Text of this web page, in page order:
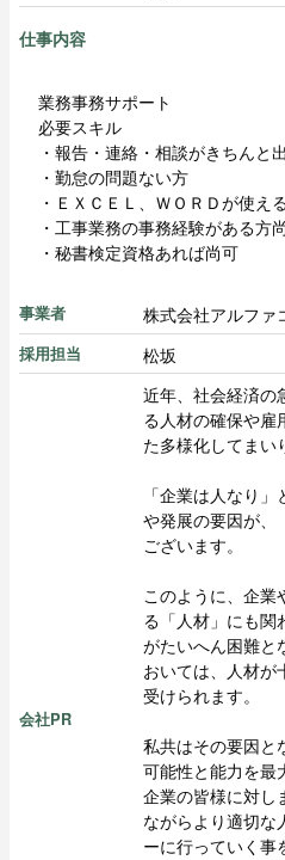
仕事内容
業務事務サポート
必要スキル
・報告・連絡・相談がきちんと
・勤怠の問題ない方
・ＥＸＣＥＬ、ＷＯＲＤが使え
・工事業務の事務経験がある方
・秘書検定資格あれば尚可
事業者 株式会社アルファ
採用担当 松坂
会社PR
近年、社会経済の
る人材の確保や雇
た多様化してまい
「企業は人なり
や発展の要因が、
ございます。
このように、企業
る「人材」にも関
がたいへん困難と
おいては、人材が
受けられます。
私共はその要因と
可能性と能力を最
企業の皆様に対し
ながらより適切な
ーに行っていく事